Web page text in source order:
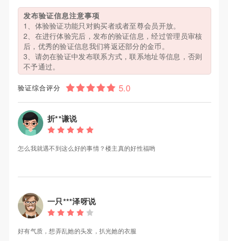
发布验证信息注意事项
1、体验验证功能只对购买者或者至尊会员开放。
2、在进行体验完后，发布的验证信息，经过管理员审核
后，优秀的验证信息我们将返还部分的金币。
3、请勿在验证中发布联系方式，联系地址等信息，否则
不予通过。
验证综合评分
折**谦说
怎么我就遇不到这么好的事情？楼主真的好性福哟
一只***泽呀说
好有气质，想弄乱她的头发，扒光她的衣服